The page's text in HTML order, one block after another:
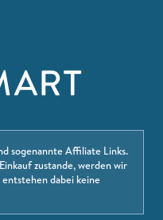
sogenannte Affiliate Links.
zustande, werden wir
dabei keine